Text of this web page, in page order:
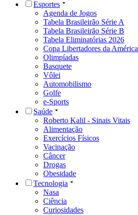
Esportes
Agenda de Jogos
Tabela Brasileirão Série A
Tabela Brasileirão Série B
Tabela Eliminatórias 2026
Copa Libertadores da América
Olimpíadas
Basquete
Vôlei
Automobilismo
Golfe
e-Sports
Saúde
Roberto Kalil - Sinais Vitais
Alimentação
Exercícios Físicos
Vacinação
Câncer
Drogas
Obesidade
Tecnologia
Nasa
Ciência
Curiosidades